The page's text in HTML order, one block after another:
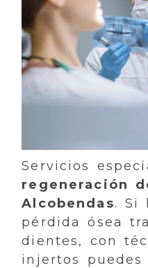
Servicios
regeneración
Alcobendas. Si
pérdida ósea
dientes, con
injertos puedes